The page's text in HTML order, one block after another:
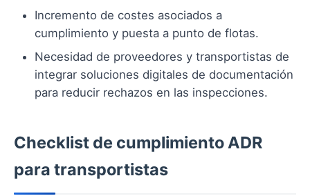
Incremento de costes asociados a
cumplimiento y puesta a punto de flotas.
Necesidad de proveedores y transportistas de
integrar soluciones digitales de documentación
para reducir rechazos en las inspecciones.
Checklist de cumplimiento ADR
para transportistas